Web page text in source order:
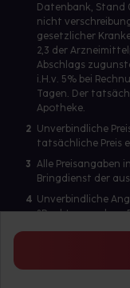
Datenbank, Stand
nicht
gesetzlicher
2,3 der
Abschlags
i.H.v. 5% bei
Tagen. Der
Apotheke.
2 Unverbindliche
tatsächliche Preis
3 Alle Preisangaben
Bringdienst der
4 Unverbindliche
°Punkte vergeben.
abgegebene
Es wird ein